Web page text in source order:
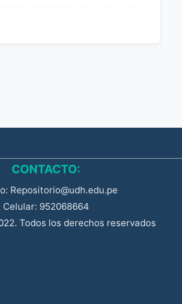
CONTACTO:
Repositorio@udh.edu.pe
Celular: 952068664
Todos los derechos reservados